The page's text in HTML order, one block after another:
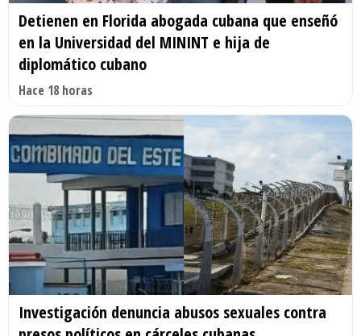
Detienen en Florida abogada cubana que enseñó
en la Universidad del MININT e hija de
diplomático cubano
Hace 18 horas
Investigación denuncia abusos sexuales contra